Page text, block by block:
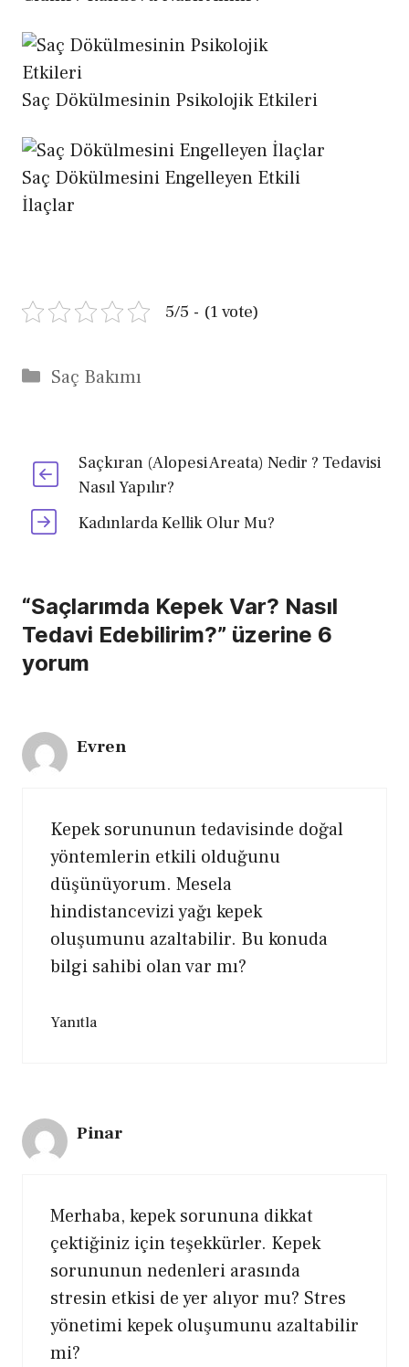
Saç Dökülmesinin Psikolojik Etkileri
Saç Dökülmesini Engelleyen Etkili
İlaçlar
5/5 - (1 vote)
Kategoriler
Saç Bakımı
Saçkıran (Alopesi Areata) Nedir ? Tedavisi
Nasıl Yapılır?
Kadınlarda Kellik Olur Mu?
“Saçlarımda Kepek Var? Nasıl
Tedavi Edebilirim?” üzerine 6
yorum
Evren
Kepek sorununun tedavisinde doğal
yöntemlerin etkili olduğunu
düşünüyorum. Mesela
hindistancevizi yağı kepek
oluşumunu azaltabilir. Bu konuda
bilgi sahibi olan var mı?
Yanıtla
Pinar
Merhaba, kepek sorununa dikkat
çektiğiniz için teşekkürler. Kepek
sorununun nedenleri arasında
stresin etkisi de yer alıyor mu? Stres
yönetimi kepek oluşumunu azaltabilir
mi?